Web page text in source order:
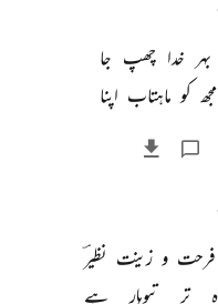
بہر خدا چھپ جا
مجھ کو ماہتاب اپنا
فرحت و زینت نظیرؔ
تر تیوہار ہے